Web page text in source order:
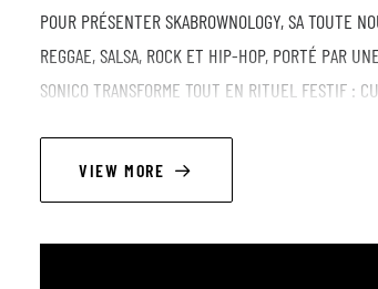
POUR PRÉSENTER SKABROWNOLOGY, SA TOUTE
REGGAE, SALSA, ROCK ET HIP-HOP, PORTÉ PAR
SONICO TRANSFORME TOUT EN RITUEL FESTIF :
LINEUP
Roman Santos - bass - lead vocals
VIEW MORE